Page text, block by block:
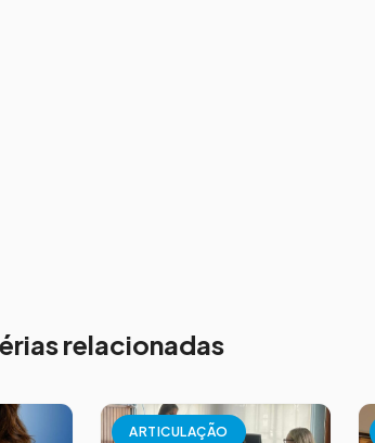
relacionadas
ARTICULAÇÃO